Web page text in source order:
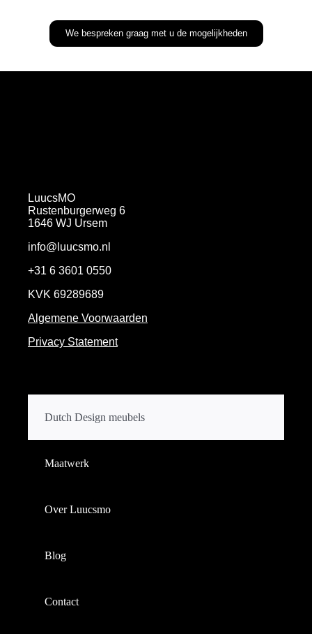
We bespreken graag met u de mogelijkheden
LuucsMO
Rustenburgerweg 6
1646 WJ Ursem
info@luucsmo.nl
+31 6 3601 0550
KVK 69289689
Algemene Voorwaarden
Privacy Statement
Dutch Design meubels
Maatwerk
Over Luucsmo
Blog
Contact